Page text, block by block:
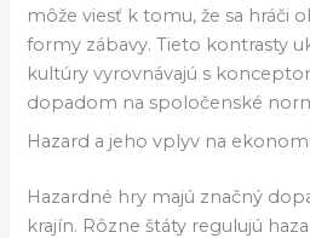
môže viesť k tomu, že sa hráči
formy zábavy. Tieto kontrasty
kultúry vyrovnávajú s
dopadom na spoločenské
Hazard a jeho vplyv na
Hazardné hry majú značný
krajín. Rôzne štáty regulujú